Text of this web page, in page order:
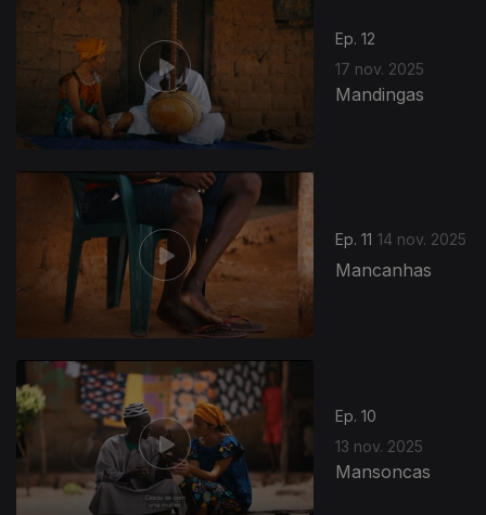
Ep. 12
17 nov. 2025
Mandingas
Ep. 11 14 nov. 2025
Mancanhas
Ep. 10
13 nov. 2025
Mansoncas